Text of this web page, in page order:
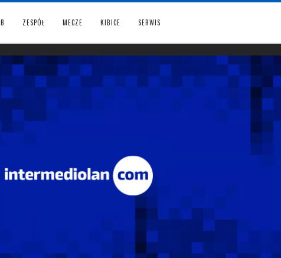
ZESPÓŁ MECZE KIBICE SERWIS